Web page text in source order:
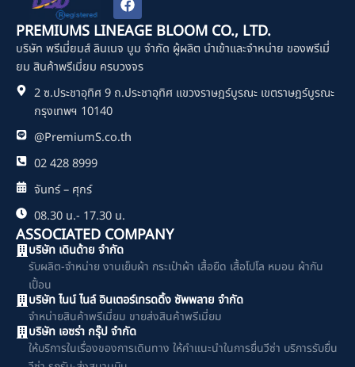
a
c
e
b
o
k
PREMIUMS LINEAGE BLOOM CO., LTD.
บริษัท พรีเมี่ยมส์ ลินเนจ บูม จำกัด ผู้ผลิต นำเข้าและจำหน่าย ของพรีเมี่
ยม สินค้าพรีเมี่ยม ครบวงจร
2 ซ.ประชาอุทิศ 9 ถ.ประชาอุทิศ แขวงราษฎร์บูรณะ เขตราษฎร์บูรณะ
กรุงเทพฯ 10140
@PremiumS.co.th
02 428 8999
จันทร์ – ศุกร์
08.30 น.- 17.30 น.
ASSOCIATED COMPANY
บริษัท เดินด้าย จำกัด
รับผลิต-จำหน่าย งานเย็บผ้า กระเป๋าผ้า เสื้อยืด เสื้อโปโล หมอน ผ้ากัน
เปื้อน
บริษัท ไนน์ ไนล์ อินเตอร์เทรดดิ้ง ซัพพลาย จำกัด
จำหน่ายสินค้าพรีเมี่ยม ขายส่งสินค้าพรีเมี่ยม
บริษัท เอซร่า กรุ๊ป จำกัด
ให้บริการในเรื่องของการเดินทาง ให้คำแนะนำในการยื่นวีซ่า บริการรับยื่น